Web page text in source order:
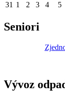
31 1 2 3 4 5
Seniori
Vývoz